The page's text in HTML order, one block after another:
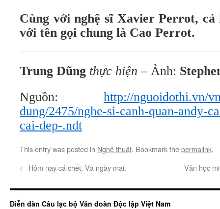
Cùng với nghệ sĩ Xavier Perrot,
với tên gọi chung là Cao Perrot.
Trung Dũng thực hiện –Ảnh:
Nguồn: http://nguoidothi.vn/
dung/2475/nghe-si-canh-quan-andy-
cai-dep-.ndt
This entry was posted in Nghệ thuật. Bookmark thepermalink.
← Hôm nay cá chết. Và ngày mai. Văn học
Diễn đàn Câu lạc bộ Văn đoàn Độc lập Việt Nam